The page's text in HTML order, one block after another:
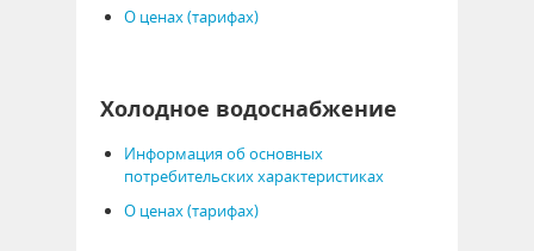
О ценах (тарифах)
Холодное водоснабжение
Информация об основных
потребительских характеристиках
О ценах (тарифах)